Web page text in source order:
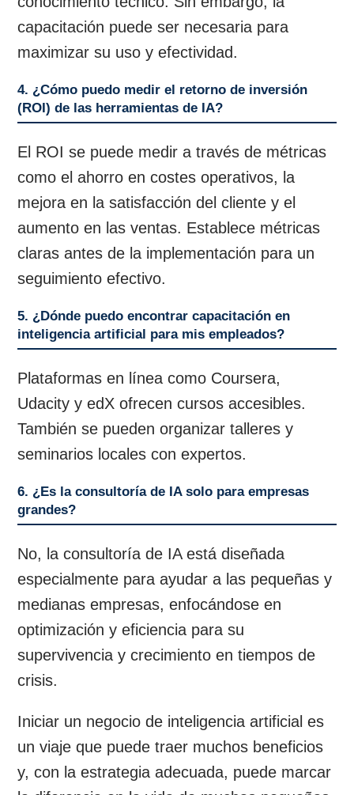
capacitación puede ser necesaria para
maximizar su uso y efectividad.
4. ¿Cómo puedo medir el retorno de inversión
(ROI) de las herramientas de IA?
El ROI se puede medir a través de métricas
como el ahorro en costes operativos, la
mejora en la satisfacción del cliente y el
aumento en las ventas. Establece métricas
claras antes de la implementación para un
seguimiento efectivo.
5. ¿Dónde puedo encontrar capacitación en
inteligencia artificial para mis empleados?
Plataformas en línea como Coursera,
Udacity y edX ofrecen cursos accesibles.
También se pueden organizar talleres y
seminarios locales con expertos.
6. ¿Es la consultoría de IA solo para empresas
grandes?
No, la consultoría de IA está diseñada
especialmente para ayudar a las pequeñas y
medianas empresas, enfocándose en
optimización y eficiencia para su
supervivencia y crecimiento en tiempos de
crisis.
Iniciar un negocio de inteligencia artificial es
un viaje que puede traer muchos beneficios
y, con la estrategia adecuada, puede marcar